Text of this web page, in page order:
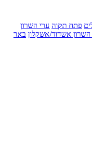
תקוה ערי השרון
אשדוד/אשקלון באר